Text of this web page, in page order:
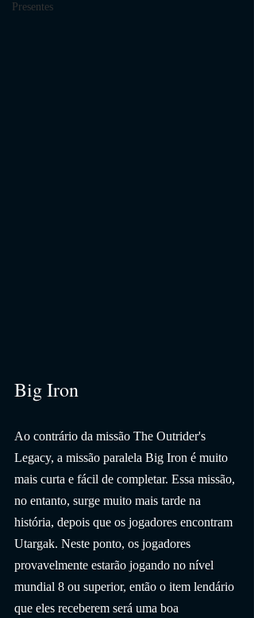
Presentes
Big Iron
Ao contrário da missão The Outrider's
Legacy, a missão paralela Big Iron é muito
mais curta e fácil de completar. Essa missão,
no entanto, surge muito mais tarde na
história, depois que os jogadores encontram
Utargak. Neste ponto, os jogadores
provavelmente estarão jogando no nível
mundial 8 ou superior, então o item lendário
que eles receberem será uma boa